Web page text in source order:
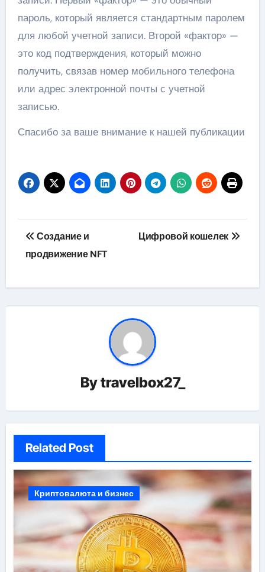
пароль, который является стандартным паролем
для любой учетной записи. Второй «фактор» —
это код подтверждения, который можно
получить, связав номер мобильного телефона
или адрес электронной почты с учетной
записью.
Спасибо за ваше внимание к нашей публикации
Навигация
по
Создание и
продвижение NFT
Цифровой кошелек
Bytravelbox27_
Related Post
Криптовалюта и бизнес